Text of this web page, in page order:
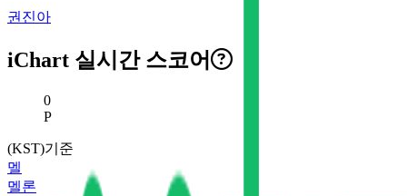
권진아
iChart 실시간 스코어
현재 스코어
0
P
(KST)기준
멜
멜론